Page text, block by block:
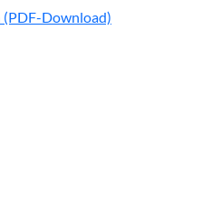
Download)